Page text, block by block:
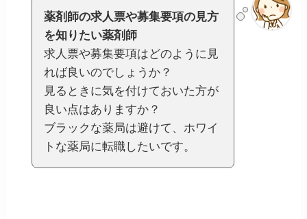
薬剤師の求人票や募集要項の見方
を知りたい薬剤師
求人票や募集要項はどのように見
れば良いのでしょうか？
見るときに気を付けておいた方が
良い点はありますか？
ブラックな薬局は避けて、ホワイ
トな薬局に転職したいです。